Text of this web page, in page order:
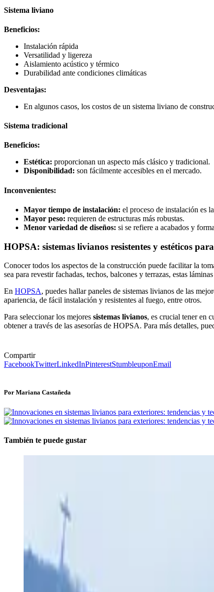
Sistema liviano
Beneficios:
Instalación rápida
Versatilidad y ligereza
Aislamiento acústico y térmico
Durabilidad ante condiciones climáticas
Desventajas:
En algunos casos, los costos de un sistema liviano de
Sistema tradicional
Beneficios:
Estética: proporcionan un aspecto más clásico y tradicional.
Disponibilidad: son fácilmente accesibles en el mercado.
Inconvenientes:
Mayor tiempo de instalación: el proceso de instalación es
Mayor peso: requieren de estructuras más robustas.
Menor variedad de diseños: si se refiere a acabados y
HOPSA: sistemas livianos resistentes y estéticos
Conocer todos los aspectos de la construcción puede facilitar la
sea para revestir fachadas, techos, balcones y terrazas, estas
En HOPSA, puedes hallar paneles de sistemas livianos de las
apariencia, de fácil instalación y resistentes al fuego, entre otros.
Para seleccionar los mejores sistemas livianos, es crucial tener en
obtener a través de las asesorías de HOPSA. Para más detalles,
Compartir
FacebookTwitterLinkedInPinterestStumbleuponEmail
Por Mariana Castañeda
También te puede gustar